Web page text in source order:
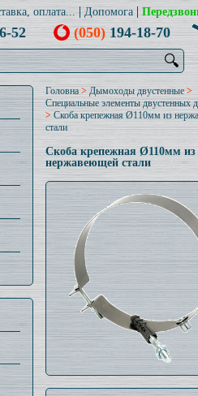
оплата... Допомога
52 (050)194-18-70
🔍
Головна > Дымоходы двустенные >
Специальные элементы двустенных
> Скоба крепежная Ø110мм из
стали
Скоба крепежная Ø110мм из
нержавеющей стали